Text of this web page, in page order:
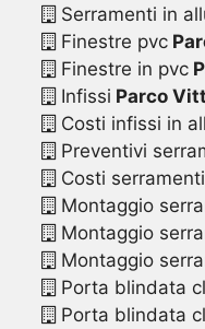
Serramenti in
Finestre pvc
Finestre in pvc
Infissi Parco
Costi infissi in
Preventivi
Costi serramenti
Montaggio
Montaggio
Montaggio
Porta blindata
Porta blindata